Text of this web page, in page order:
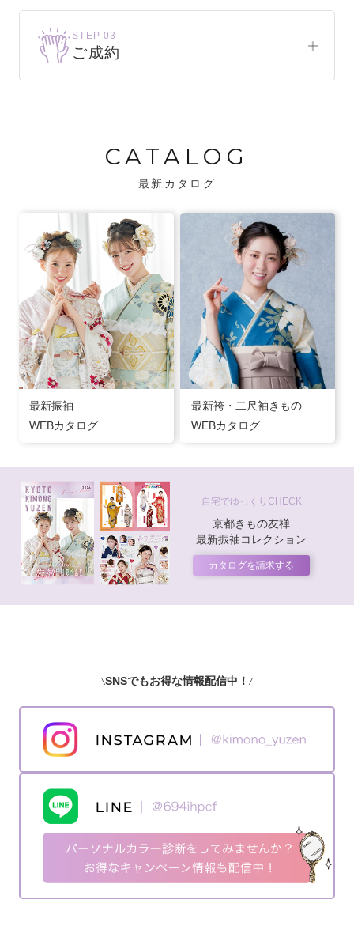
お気に入りの振袖が見つかるまで、何着でも
試着できます。
・振袖コンシェルジュが、振袖に合う小物や
バッグでお嬢様らしいコーディネートをご
STEP 03
ご成約
CATALOG
最新カタログ
最新振袖
WEBカタログ
最新袴・二尺袖きもの
WEBカタログ
自宅でゆっくりCHECK
京都きもの友禅
最新振袖コレクション
カタログを請求する
SNSでもお得な情報配信中！